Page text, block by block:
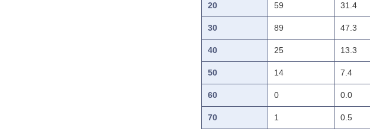
20 59 31.4
30 89 47.3
40 25 13.3
50 14 7.4
60 0 0.0
70 1 0.5